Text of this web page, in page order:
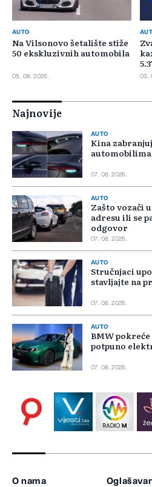
AUTO
Na Vilsonovo šetalište stiže
50 ekskluzivnih automobila
05. 08. 2026. 03.
Najnovije
AUTO
Kina
07. 08. 2026.
AUTO
Zašto vozači
adresu ili se
odgovor
07. 08. 2026.
AUTO
Stručnjaci
stavljajte na
07. 08. 2026.
AUTO
BMW
potpuno
07. 08. 2026.
O nama